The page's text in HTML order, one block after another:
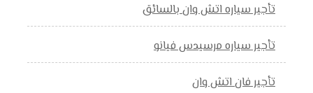
تأجير سياره اتش وان بالسائق
تأجير سياره مرسيدس فيانو
تأجير فان اتش وان